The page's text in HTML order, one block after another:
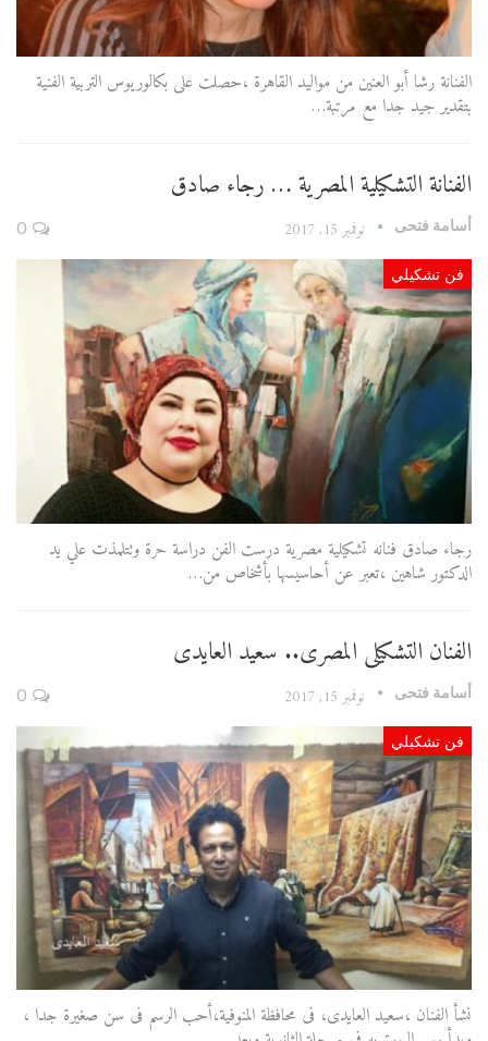
الفنانة رشا أبو العنين من مواليد القاهرة ،حصلت على بكالوريوس التربية الفنية
بتقدير جيد جدا مع مرتبة…
الفنانة التشكيلية المصرية … رجاء صادق
أسامة فتحى نوفمبر 15, 2017
فن تشكيلي
رجاء صادق فنانه تشكيلية مصرية درست الفن دراسة حرة وتتلمذت علي يد
الدكتور شاهين ،تعبر عن أحاسيسها بأشخاص من…
الفنان التشكيلى المصرى.. سعيد العايدى
أسامة فتحى نوفمبر 15, 2017
فن تشكيلي
نشأ الفنان ،سعيد العايدى، فى محافظة المنوفية،أحب الرسم فى سن صغيرة جدا ،